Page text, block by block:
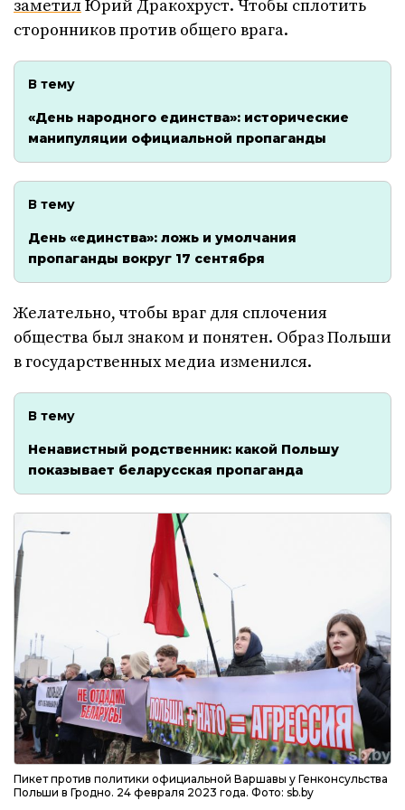
заметил Юрий Дракохруст. Чтобы сплотить
сторонников против общего врага.
В тему
«День народного единства»: исторические
манипуляции официальной пропаганды
В тему
День «единства»: ложь и умолчания
пропаганды вокруг 17 сентября
Желательно, чтобы враг для сплочения
общества был знаком и понятен. Образ Польши
в государственных медиа изменился.
В тему
Ненавистный родственник: какой Польшу
показывает беларусская пропаганда
Пикет против политики официальной Варшавы у Генконсульства
Польши в Гродно. 24 февраля 2023 года. Фото: sb.by